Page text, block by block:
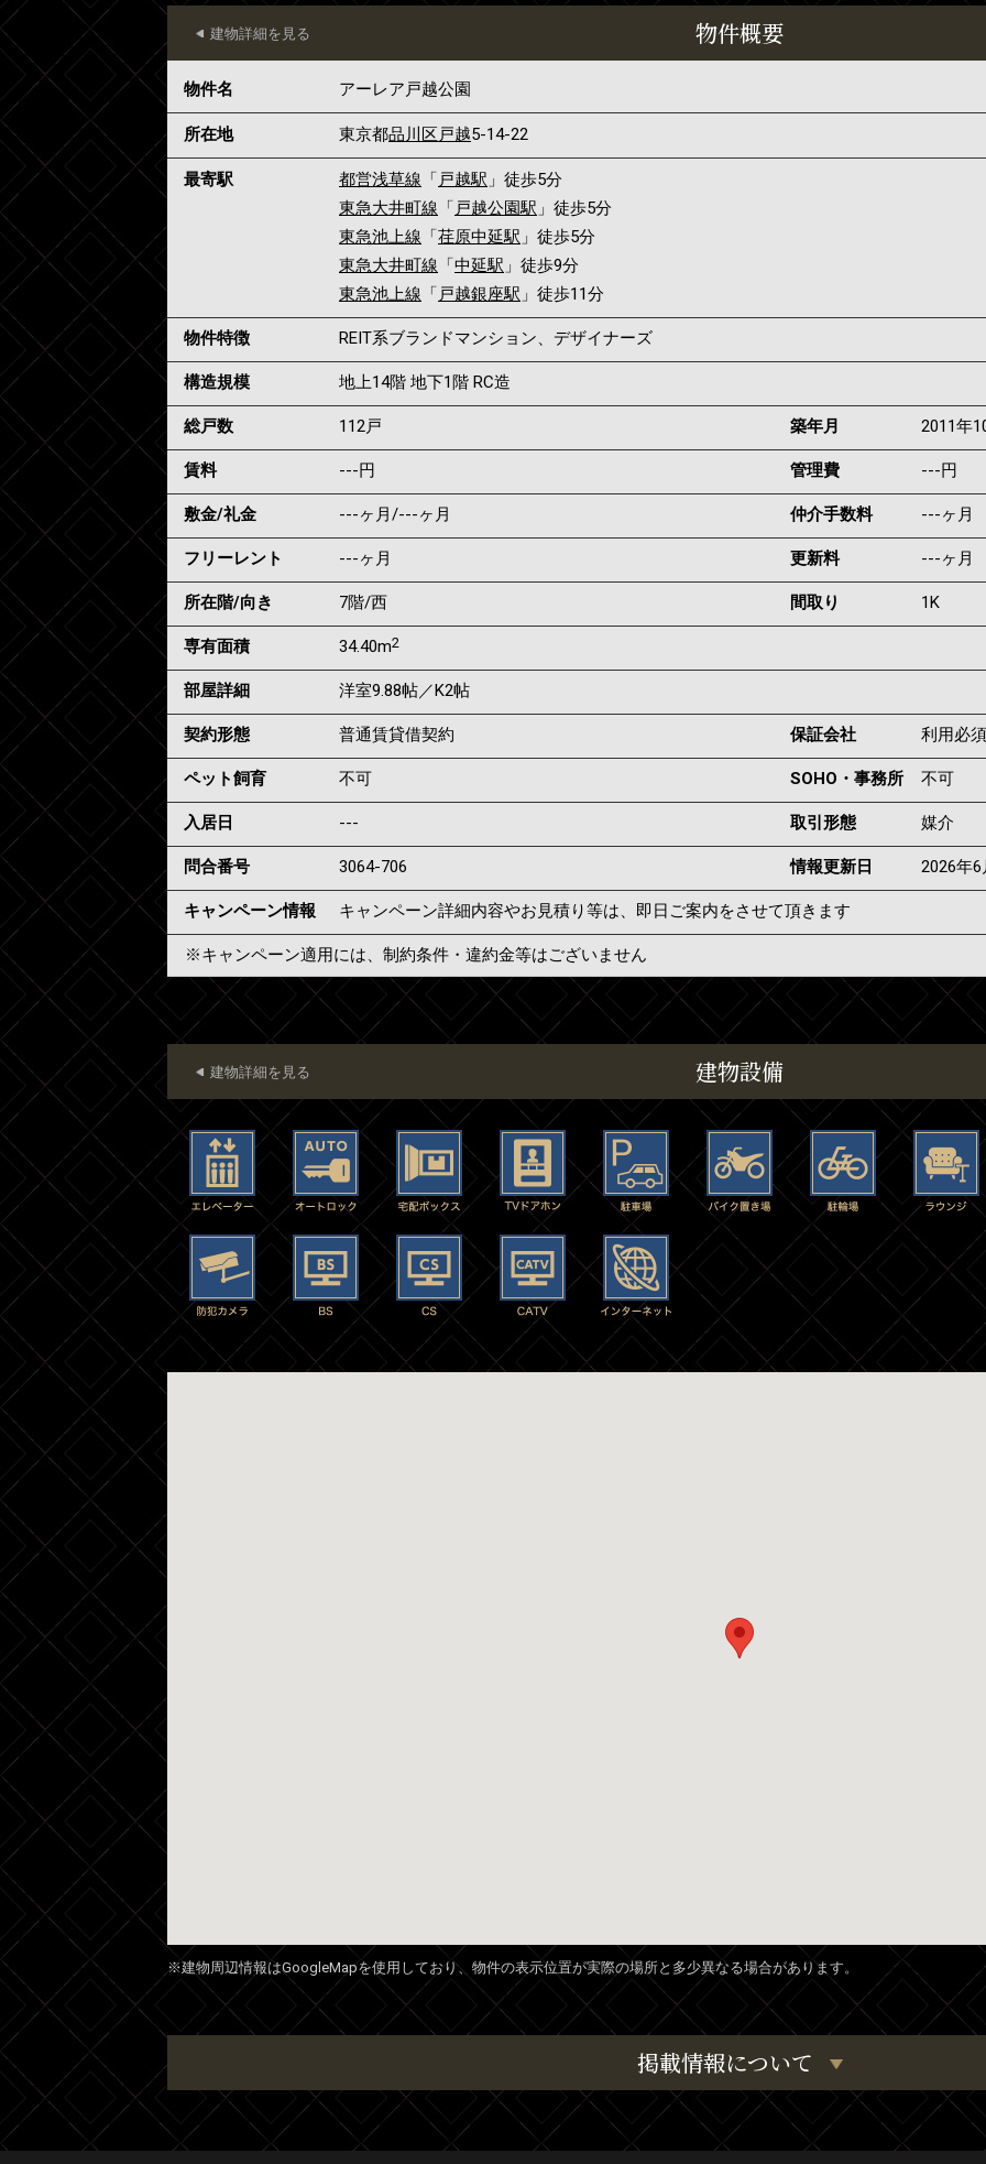
物件概要
建物詳細を見る
物件名 アーレア戸越公園
所在地 東京都品川区戸越5-14-22
最寄駅 都営浅草線 「戸越駅 」徒歩5分
東急大井町線 「戸越公園駅 」徒歩5分
東急池上線 「荏原中延駅 」徒歩5分
東急大井町線 「中延駅 」徒歩9分
東急池上線 「戸越銀座駅 」徒歩11分
物件特徴 REIT系ブランドマンション、デザイナーズ
構造規模 地上14階 地下1階 RC造
総戸数 112戸 築年月 2011年
賃料 ---円 管理費 ---円
敷金/礼金 ---ヶ月/---ヶ月 仲介手数料 ---ヶ月
フリーレント ---ヶ月 更新料 ---ヶ月
所在階/向き 7階/西 間取り 1K
専有面積 34.40m2
部屋詳細 洋室9.88帖／K2帖
契約形態 普通賃貸借契約 保証会社 利用必須
ペット飼育 不可 SOHO・事務所 不可
入居日 --- 取引形態 媒介
問合番号 3064-706 情報更新日 2026年
キャンペーン情報 キャンペーン詳細内容やお見積り等は、即日ご案内をさせて頂きます
※キャンペーン適用には、制約条件・違約金等はございません
建物設備
建物詳細を見る
※建物周辺情報はGoogleMapを使用しており、物件の表示位置が実際の場所と多少異なる場合があります。
掲載情報について